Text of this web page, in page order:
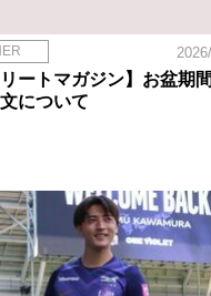
リートマガジン】お盆期
について